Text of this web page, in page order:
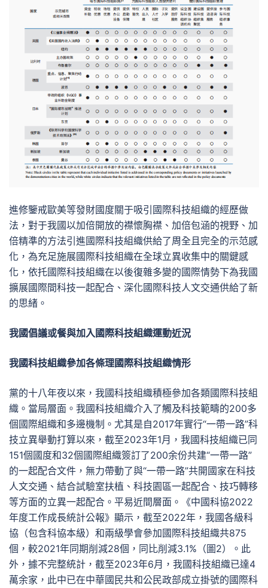
進修鑒戒歐美等發財國度關于吸引國際科技組織的經歷做
法，對于我國以加倍開放的襟懷胸襟、加倍包涵的視野、加
倍精準的方法引進國際科技組織供給了周全且完全的示范感
化，為充足施展國際科技組織在全球立異收集中的關鍵感
化，依托國際科技組織在以後復雜多變的國際情勢下為我國
擴展國際間科技一起配合、深化國際科技人文交通供給了新
的思緒。
我國倡議或餐與加入國際科技組織運動近況
我國科技組織參加各條理國際科技組織情形
黨的十八年夜以來，我國科技組織積極參加各類國際科技組
織。當局層面。我國科技組織介入了觸及科技範疇的200多
個國際組織和多邊機制。尤其是自2017年實行“一帶一路”科
技立異舉動打算以來，截至2023年1月，我國科技組織已同
151個國度和32個國際組織簽訂了200余份共建“一帶一路”
的一起配合文件，無力帶動了與“一帶一路”共開國家在科技
人文交通、結合試驗室扶植、科技園區一起配合、技巧轉移
等方面的立異一起配合。平易近間層面。《中國科協2022
年度工作成長統計公報》顯示，截至2022年，我國各級科
協（包含科協本級）和兩級學會參加國際科技組織共875
個，較2021年同期削減28個，同比削減3.1%（圖2）。此
外，據不完整統計，截至2023年6月，我國科技組織已達4
萬余家，此中已在中華國民共和公民政部成立掛號的國際科